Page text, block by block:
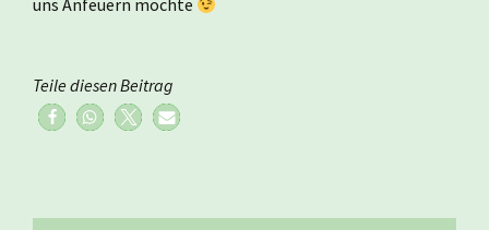
Teile diesen Beitrag